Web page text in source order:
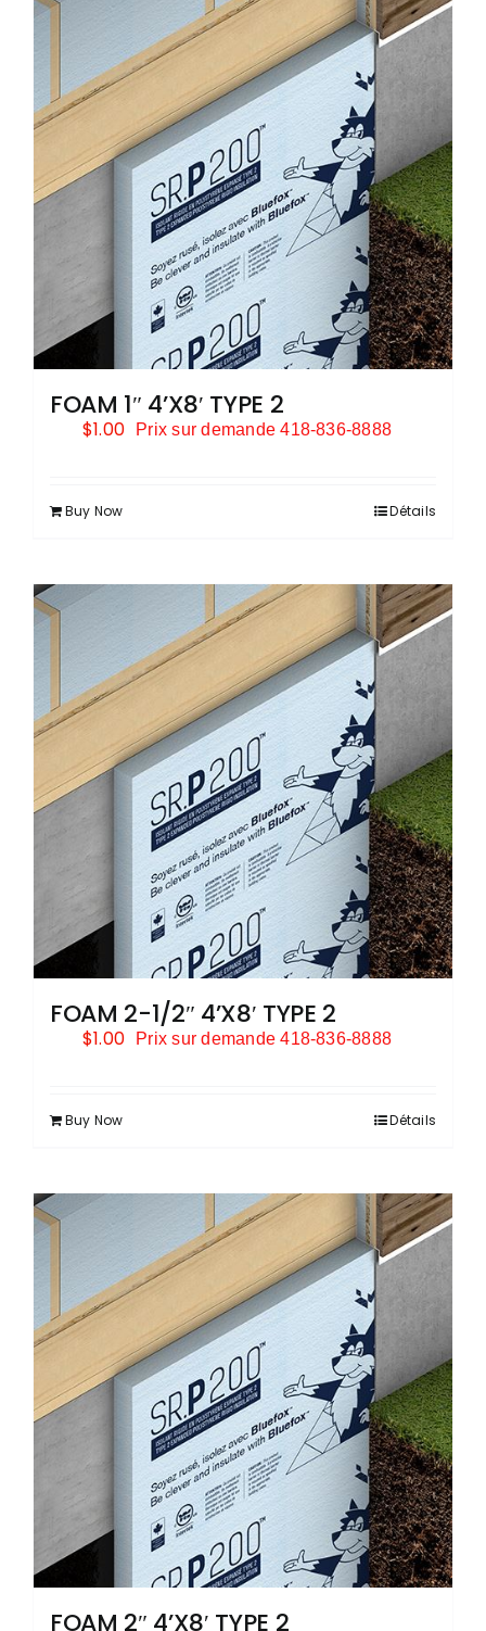
FOAM 1″ 4’X8′ TYPE 2
$1.00 Prix sur demande 418-836-8888
Buy Now Détails
FOAM 2-1/2″ 4’X8′ TYPE 2
$1.00 Prix sur demande 418-836-8888
Buy Now Détails
FOAM 2″ 4’X8′ TYPE 2